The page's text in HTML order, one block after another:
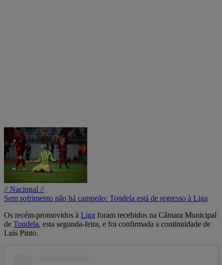
// Nacional //
Sem sofrimento não há campeão: Tondela está de regresso à Liga
Os recém-promovidos à Liga foram recebidos na Câmara Municipal
de Tondela, esta segunda-feira, e foi confirmada a continuidade de
Luís Pinto.